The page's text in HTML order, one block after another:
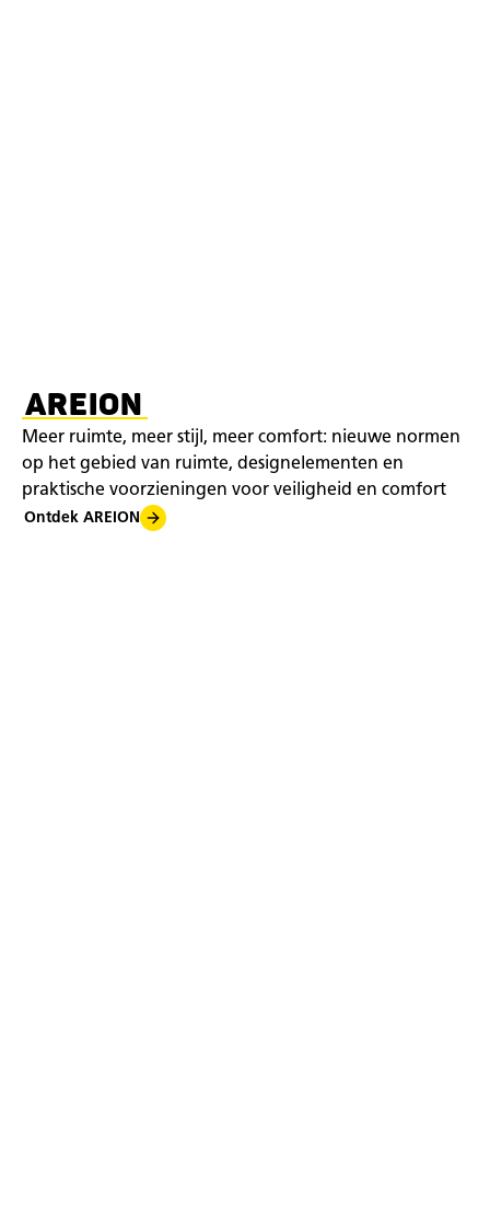
AREION
Meer ruimte, meer stijl, meer comfort: nieuwe normen
op het gebied van ruimte, designelementen en
praktische voorzieningen voor veiligheid en comfort
Ontdek AREION